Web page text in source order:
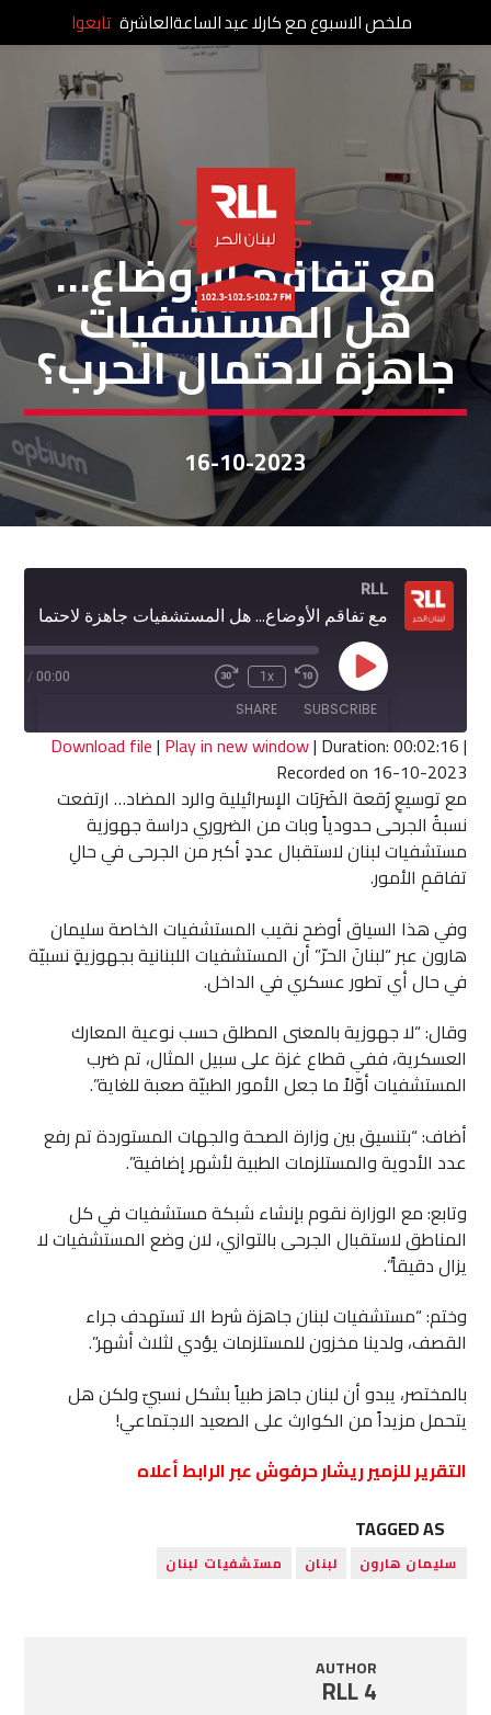
UNCATEGORIZED
مع تفاقم الأوضاع…
هل المستشفيات
جاهزة لاحتمال الحرب؟
16-10-2023
RLL
Play
Episode
Rewind
10
Seconds
1x
Fast
seconds
00:00
/
SUBSCRIBE
SHARE
RSS FEED
SHARE
LINK
EMBED
Download file| Play in new window| Duration: 00:02:16|
Recorded on 16-10-2023
مع توسيعِ رُقعة الضَرَبَات الإسرائيلية والرد المضاد… ارتفعت
نسبةُ الجرحى حدودياً وبات من الضروري دراسة جهوزية
مستشفيات لبنان لاستقبال عددٍ أكبر من الجرحى في حالِ
تفاقمِ الأمور.
وفي هذا السياق أوضح نقيب المستشفيات الخاصة سليمان
هارون عبر “لبنانَ الحرّ” أن المستشفيات اللبنانية بجهوزيةٍ نسبيّة
في حال أي تطور عسكري في الداخل.
وقال: “لا جهوزية بالمعنى المطلق حسب نوعية المعارك
العسكرية، ففي قطاع غزة على سبيل المثال، تم ضرب
المستشفيات أوّلاً ما جعل الأمور الطبيّة صعبة للغاية”.
أضاف: “بتنسيق بين وزارة الصحة والجهات المستوردة تم رفع
عدد الأدوية والمستلزمات الطبية لأشهر إضافية”.
وتابع: مع الوزارة نقوم بإنشاء شبكة مستشفيات في كل
المناطق لاستقبال الجرحى بالتوازي، لان وضع المستشفيات لا
يزال دقيقاً”.
وختم: “مستشفيات لبنان جاهزة شرط الا تستهدف جراء
القصف، ولدينا مخزون للمستلزمات يؤدي لثلاث أشهر”.
بالمختصر، يبدو أن لبنان جاهز طبياً بشكل نسبيّ ولكن هل
يتحمل مزيداً من الكوارث على الصعيد الاجتماعي!
التقرير للزميرريشار حرفوشعبر الرابط أعلاه
TAGGED AS
سليمان هارون لبنان مستشفيات لبنان
AUTHOR
RLL 4
ملخص الاسبوع مع كارلا عيد الساعةالعاشرة تابعوا